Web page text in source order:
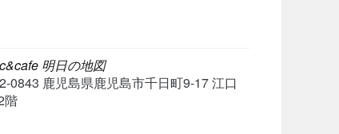
明日の地図
0843 鹿児島県鹿児島市千日町9-17 江口
階